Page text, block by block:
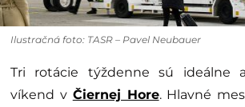
Ilustračná foto: TASR – Pavel Neubauer
Tri rotácie týždenne sú ideálne
víkend v Čiernej Hore. Hlavné